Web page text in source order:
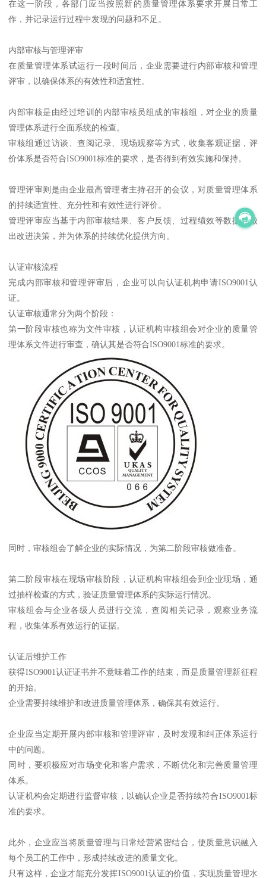
在这一阶段，各部门应当按照新的质量管理体系要求开展日常工
作，并记录运行过程中发现的问题和不足。
内部审核与管理评审
在质量管理体系试运行一段时间后，企业需要进行内部审核和管理
评审，以确保体系的有效性和适宜性。
内部审核是由经过培训的内部审核员组成的审核组，对企业的质量
管理体系进行全面系统的检查。
审核组通过访谈、查阅记录、现场观察等方式，收集客观证据，评
价体系是否符合ISO9001标准的要求，是否得到有效实施和保持。
管理评审则是由企业最高管理者主持召开的会议，对质量管理体系
的持续适宜性、充分性和有效性进行评价。
管理评审应当基于内部审核结果、客户反馈、过程绩效等数据，做
出改进决策，并为体系的持续优化提供方向。
认证审核流程
完成内部审核和管理评审后，企业可以向认证机构申请ISO9001认
证。
认证审核通常分为两个阶段：
第一阶段审核也称为文件审核，认证机构审核组会对企业的质量管
理体系文件进行审查，确认其是否符合ISO9001标准的要求。
同时，审核组会了解企业的实际情况，为第二阶段审核做准备。
第二阶段审核在现场审核阶段，认证机构审核组会到企业现场，通
过抽样检查的方式，验证质量管理体系的实际运行情况。
审核组会与企业各级人员进行交流，查阅相关记录，观察业务流
程，收集体系有效运行的证据。
认证后维护工作
获得ISO9001认证证书并不意味着工作的结束，而是质量管理新征程
的开始。
企业需要持续维护和改进质量管理体系，确保其有效运行。
企业应当定期开展内部审核和管理评审，及时发现和纠正体系运行
中的问题。
同时，要积极应对市场变化和客户需求，不断优化和完善质量管理
体系。
认证机构会定期进行监督审核，以确认企业是否持续符合ISO9001标
准的要求。
此外，企业应当将质量管理与日常经营紧密结合，使质量意识融入
每个员工的工作中，形成持续改进的质量文化。
只有这样，企业才能充分发挥ISO9001认证的价值，实现质量管理水